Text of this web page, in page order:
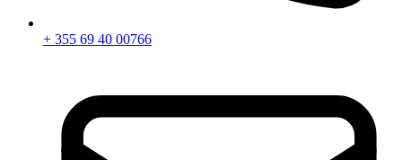
+ 355 69 40 00766